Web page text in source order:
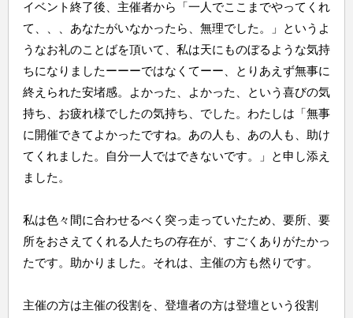
イベント終了後、主催者から「一人でここまでやってくれ
て、、、あなたがいなかったら、無理でした。」というよ
うなお礼のことばを頂いて、私は天にものぼるような気持
ちになりましたーーーではなくてーー、とりあえず無事に
終えられた安堵感。よかった、よかった、という喜びの気
持ち、お疲れ様でしたの気持ち、でした。わたしは「無事
に開催できてよかったですね。あの人も、あの人も、助け
てくれました。自分一人ではできないです。」と申し添え
ました。
私は色々間に合わせるべく突っ走っていたため、要所、要
所をおさえてくれる人たちの存在が、すごくありがたかっ
たです。助かりました。それは、主催の方も然りです。
主催の方は主催の役割を、登壇者の方は登壇という役割